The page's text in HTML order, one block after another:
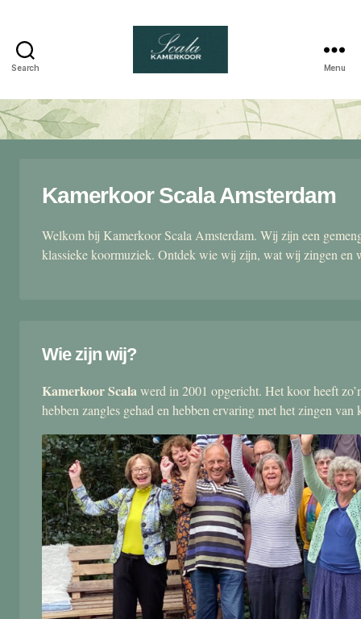
Search
kamerkoor
Menu
Kamerkoor Scala Amsterdam
Welkom bij Kamerkoor Scala Amsterdam. Wij zijn een
klassieke koormuziek. Ontdek wie wij zijn, wat wij zingen en
Wie zijn wij?
Kamerkoor Scalawerd in 2001 opgericht. Het koor heeft
hebben zangles gehad en hebben ervaring met het zingen van